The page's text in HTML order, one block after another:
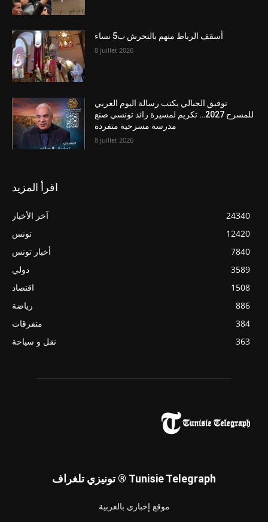
أسقف الرباط متهم بالتحرش ب5 نساء
8 juillet 2026
توفيق الجبالي يكتب رسالة اليوم العربي
للمسرح 2027… تكريم لمسيرة رائد تونسي صنع
مدرسة مسرحية متفردة
8 juillet 2026
اقرأ المزيد
آخر الأخبار
24340
تونس
12420
أخبار تونس
7840
دولي
3589
اقتصاد
1508
رياضة
886
متفرقات
384
نقل و سياحة
363
تونيزي تلغراف ® Tunisie Telegraph
موقع إخباري بالعربية